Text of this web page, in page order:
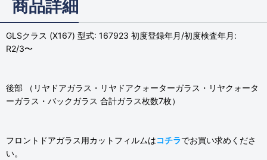
商品詳細
GLSクラス (X167) 型式: 167923 初度登録年月/初度検査年月:
R2/3〜
後部 （リヤドアガラス・リヤドアクォーターガラス・リヤクォータ
ーガラス・バックガラス 合計ガラス枚数7枚）
フロントドアガラス用カットフィルムはコチラでお買い求めくださ
い。